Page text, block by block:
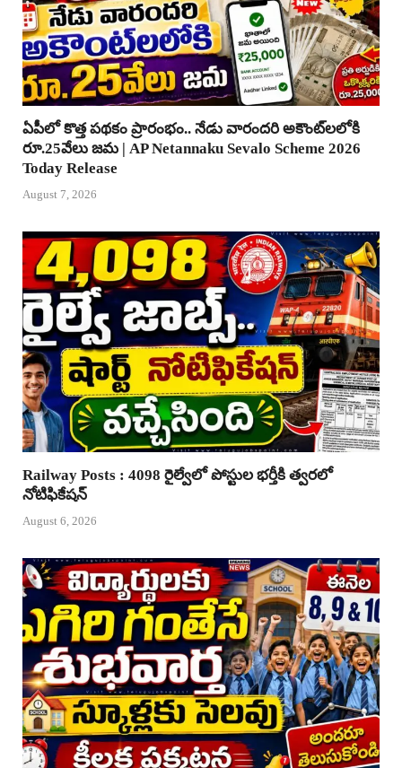
ఏపీలో కొత్త పథకం ప్రారంభం.. నేడు వారందరి అకౌంట్‌లలోకి
రూ.25వేలు జమ | AP Netannaku Sevalo Scheme 2026
Today Release
August 7, 2026
Railway Posts : 4098 రైల్వేలో పోస్టుల భర్తీకి త్వరలో
నోటిఫికేషన్
August 6, 2026